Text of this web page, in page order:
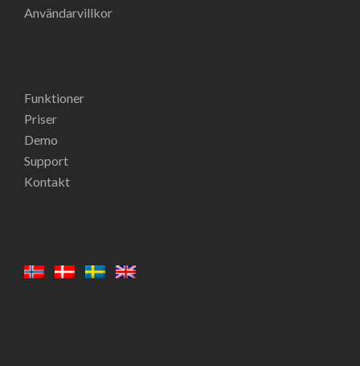
Användarvillkor
Funktioner
Priser
Demo
Support
Kontakt